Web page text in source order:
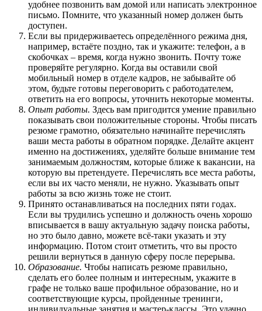
удобнее позвонить вам домой или написать электронное
письмо. Помните, что указанный номер должен быть
доступен.
Если вы придерживаетесь определённого режима дня,
например, встаёте поздно, так и укажите: телефон, а в
скобочках – время, когда нужно звонить. Почту тоже
проверяйте регулярно. Когда вы оставили свой
мобильный номер в отделе кадров, не забывайте об
этом, будьте готовы переговорить с работодателем,
ответить на его вопросы, уточнить некоторые моменты.
Опыт работы. Здесь вам пригодится умение правильно
показывать свои положительные стороны. Чтобы писать
резюме грамотно, обязательно начинайте перечислять
ваши места работы в обратном порядке. Делайте акцент
именно на достижениях, уделяйте больше внимание тем
занимаемым должностям, которые ближе к вакансии, на
которую вы претендуете. Перечислять все места работы,
если вы их часто меняли, не нужно. Указывать опыт
работы за всю жизнь тоже не стоит.
Принято останавливаться на последних пяти годах.
Если вы трудились успешно и должность очень хорошо
вписывается в вашу актуальную задачу поиска работы,
но это было давно, можете всё-таки указать и эту
информацию. Потом стоит отметить, что вы просто
решили вернуться в данную сферу после перерыва.
Образование. Чтобы написать резюме правильно,
сделать его более полным и интересным, укажите в
графе не только ваше профильное образование, но и
соответствующие курсы, пройденные тренинги,
индивидуальные занятия и мастер-классы. Это удачно